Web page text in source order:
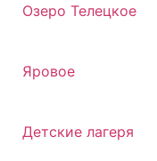
Озеро Телецкое
Яровое
Детские лагеря